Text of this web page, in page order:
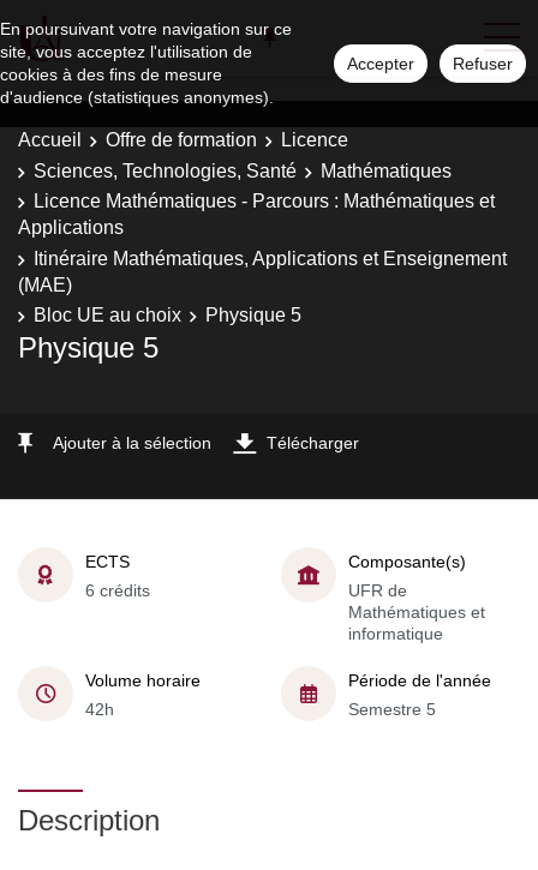
En poursuivant votre navigation sur ce
site, vous acceptez l'utilisation de
cookies à des fins de mesure
d'audience (statistiques anonymes).
Accepter Refuser
Accueil Offre de formation
Licence
Sciences, Technologies, Santé
Mathématiques
Licence Mathématiques - Parcours : Mathématiques et
Applications
Itinéraire Mathématiques, Applications et Enseignement
(MAE)
Bloc UE au choix
Physique 5
Physique 5
Ajouter à la sélection Télécharger
ECTS
6 crédits
Composante(s)
UFR de
Mathématiques et
informatique
Volume horaire
42h
Période de l'année
Semestre 5
Description